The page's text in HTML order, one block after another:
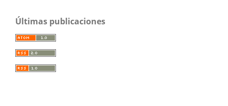
Últimas publicaciones